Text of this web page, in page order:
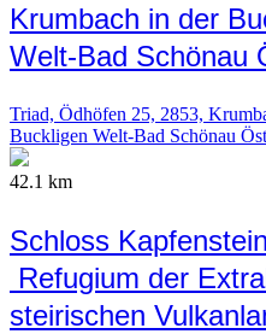
Krumbach in der
Welt-Bad Schönau
Triad, Ödhöfen 25, 2853,
Buckligen Welt-Bad Schönau
42.1 km
Schloss
Refugium der
steirischen